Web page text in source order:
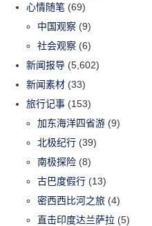
心情随笔 (69)
中国观察 (9)
社会观察 (6)
新闻报导 (5,602)
新闻素材 (33)
旅行记事 (153)
加东海洋四省游 (9)
北极纪行 (39)
南极探险 (8)
古巴度假行 (13)
密西西比河之旅 (4)
直击印度达兰萨拉 (5)